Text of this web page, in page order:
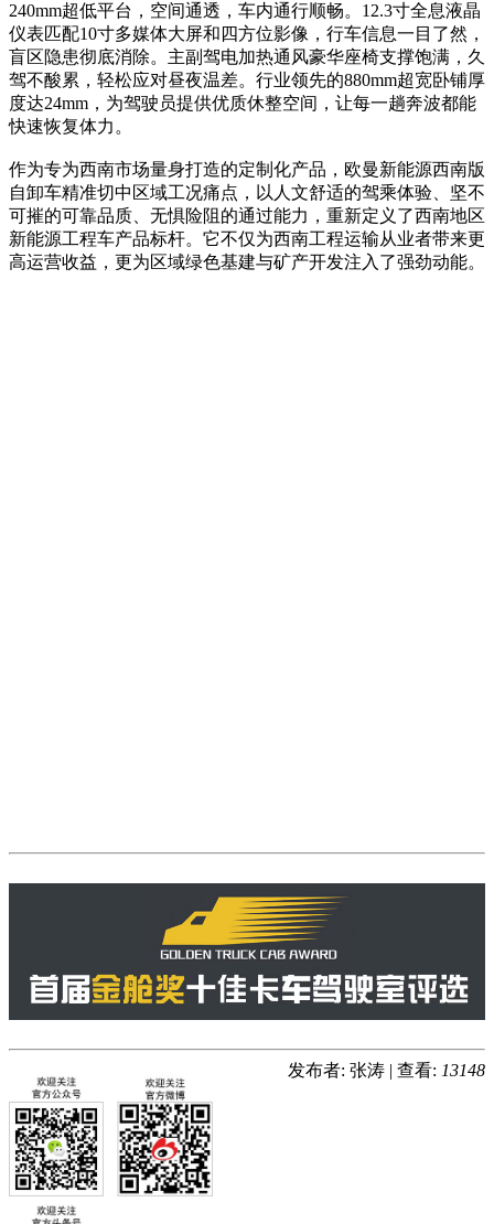
240mm超低平台，空间通透，车内通行顺畅。12.3寸全息液晶
仪表匹配10寸多媒体大屏和四方位影像，行车信息一目了然，
盲区隐患彻底消除。主副驾电加热通风豪华座椅支撑饱满，久
驾不酸累，轻松应对昼夜温差。行业领先的880mm超宽卧铺厚
度达24mm，为驾驶员提供优质休整空间，让每一趟奔波都能
快速恢复体力。
作为专为西南市场量身打造的定制化产品，欧曼新能源西南版
自卸车精准切中区域工况痛点，以人文舒适的驾乘体验、坚不
可摧的可靠品质、无惧险阻的通过能力，重新定义了西南地区
新能源工程车产品标杆。它不仅为西南工程运输从业者带来更
高运营收益，更为区域绿色基建与矿产开发注入了强劲动能。
发布者: 张涛 | 查看: 13148